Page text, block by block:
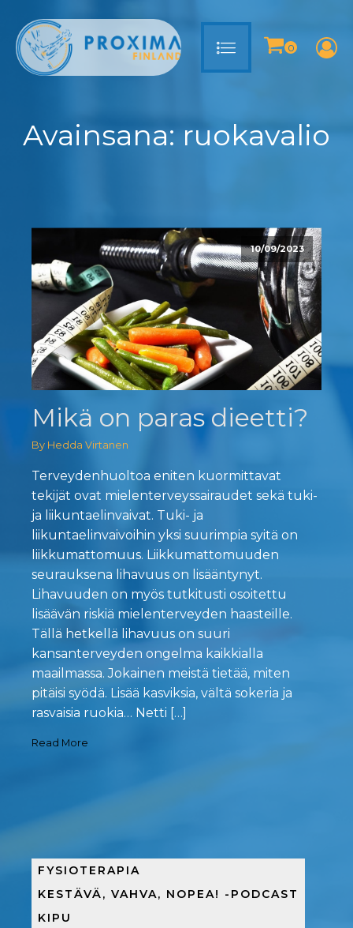
Avainsana: ruokavalio
10/09/2023
Mikä on paras dieetti?
By Hedda Virtanen
Terveydenhuoltoa eniten kuormittavat
tekijät ovat mielenterveyssairaudet sekä tuki-
ja liikuntaelinvaivat. Tuki- ja
liikuntaelinvaivoihin yksi suurimpia syitä on
liikkumattomuus. Liikkumattomuuden
seurauksena lihavuus on lisääntynyt.
Lihavuuden on myös tutkitusti osoitettu
lisäävän riskiä mielenterveyden haasteille.
Tällä hetkellä lihavuus on suuri
kansanterveyden ongelma kaikkialla
maailmassa. Jokainen meistä tietää, miten
pitäisi syödä. Lisää kasviksia, vältä sokeria ja
rasvaisia ruokia… Netti […]
Read More
FYSIOTERAPIA
KESTÄVÄ, VAHVA, NOPEA! -PODCAST
KIPU